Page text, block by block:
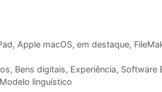
, Apple macOS, em destaque,
, Bens digitais, Experiência, Software
Modelo linguístico